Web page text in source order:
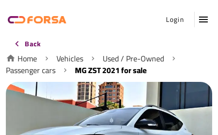
Login
Back
Home Vehicles
Used / Pre-Owned
Passenger cars
MG ZST 2021 for sale